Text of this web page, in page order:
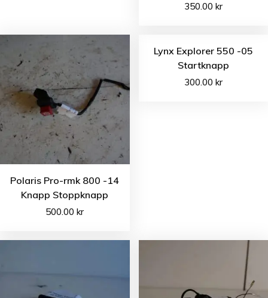
350.00 kr
Polaris Pro-rmk 800 -14
Knapp Stoppknapp
500.00kr
Lynx Explorer 550 -05
Startknapp
300.00 kr